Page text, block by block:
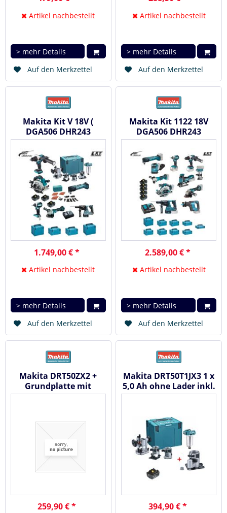
Artikel nachbestellt
> mehr Details
Auf den Merkzettel
Artikel nachbestellt
> mehr Details
Auf den Merkzettel
Makita Kit V 18V (
DGA506 DHR243
DHS680 DHP486
DTD153 DTM51...
1.749,00 € *
Artikel nachbestellt
> mehr Details
Auf den Merkzettel
Makita Kit 1122 18V
DGA506 DHR243
DHS680 DHP486
DTD153 DJV181...
2.589,00 € *
Artikel nachbestellt
> mehr Details
Auf den Merkzettel
Makita DRT50ZX2 +
Grundplatte mit
Versatz 195562-2 -
259,90 € *
Makita DRT50T1JX3 1 x
5,0 Ah ohne Lader inkl.
Grundplatte /
394,90 € *